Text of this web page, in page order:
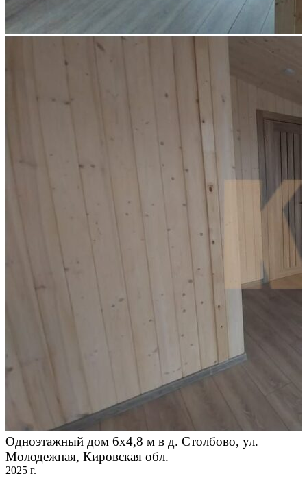
Одноэтажный дом 6х4,8 м в д. Столбово, ул.
Молодежная, Кировская обл.
2025 г.